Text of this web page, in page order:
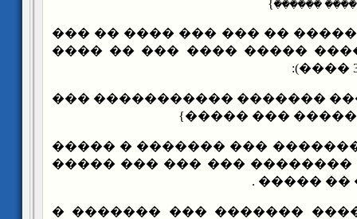
������}
��� ������ ����� �� ��� ���
���� ���� ��� ���� �����
{������ ������ �������
������
��������� ������� ���
�� ���� ��� ��� ��������
����
����� ����� ������� ���